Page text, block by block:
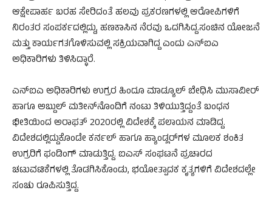
ಆಕ್ಷೇಪಾರ್ಹ ಬರಹ ಸೇರಿದಂತೆ ಹಲವು ಪ್ರಕರಣಗಳಲ್ಲಿ ಆರೋಪಿಗಳಿಗೆ
ನಿರಂತರ ಸಂಪರ್ಕದಲ್ಲಿದ್ದು, ಹಣಕಾಸಿನ ನೆರವು ಒದಗಿಸಿದ್ದ.ಸಂಚಿನ ಯೋಜನೆ
ಮತ್ತು ಕಾರ್ಯಗತಗೊಳಿಸುವಲ್ಲಿ ಸಕ್ರಿಯವಾಗಿದ್ದ ಎಂದು ಎನ್‌ಐಎ
ಅಧಿಕಾರಿಗಳು ತಿಳಿಸಿದ್ಧಾರೆ.
ಎನ್‌ಐಎ ಅಧಿಕಾರಿಗಳು ಉಗ್ರರ ಹಿಂದೂ ಮಾಡ್ಯೂಲ್ ಬೇಧಿಸಿ ಮುಸಾವೀರ್
ಹಾಗೂ ಅಬ್ದುಲ್ ಮತೀನ್‌ನೊಂದಿಗೆ ನಂಟು ತಿಳಿಯುತ್ತಿದ್ದಂತೆ ಬಂಧನ
ಭೀತಿಯಿಂದ ಅರಾಫತ್ 2020ರಲ್ಲಿ ವಿದೇಶಕ್ಕೆ ಪಲಾಯನ ಮಾಡಿದ್ದ.
ವಿದೇಶದಲ್ಲಿದ್ದುಕೊಂಡೇ ಕರ್ನಲ್ ಹಾಗೂ ಹ್ಯಾಂಡ್ಲರ್‌ಗಳ ಮೂಲಕ ಶಂಕಿತ
ಉಗ್ರರಿಗೆ ಫಂಡಿಂಗ್ ಮಾಡುತ್ತಿದ್ದ. ಐಎಸ್ ಸಂಘಟನೆ ಪ್ರಚಾರದ
ಚಟುವಟಿಕೆಗಳಲ್ಲಿ ತೊಡಗಿಸಿಕೊಂಡು, ಭಯೋತ್ಪಾದಕ ಕೃತ್ಯಗಳಿಗೆ ವಿದೇಶದಲ್ಲೇ
ಸಂಚು ರೂಪಿಸುತ್ತಿದ್ದ.